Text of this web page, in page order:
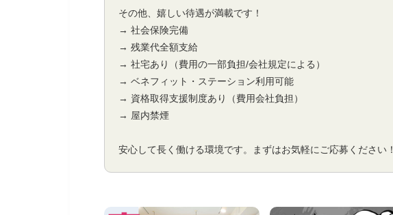
その他、嬉しい待遇が満載です！
→ 社会保険完備
→ 残業代全額支給
→ 社宅あり（費用の一部負担/会社規定による）
→ ベネフィット・ステーション利用可能
→ 資格取得支援制度あり（費用会社負担）
→ 屋内禁煙
安心して長く働ける環境です。まずはお気軽にご応募ください！